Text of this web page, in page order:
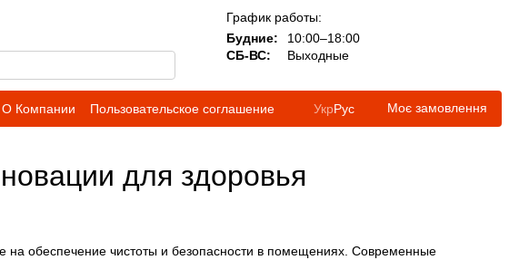
График работы:
Будние:
10:00–18:00
СБ-ВС:
Выходные
О Компании Пользовательское соглашение УкрРус Моє замовлення
для здоровья
обеспечение чистоты и безопасности в помещениях. Современные